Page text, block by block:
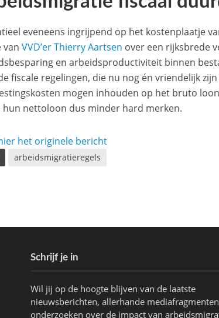
eveneens ingrijpend op het kostenplaatje
vanVVD’er Thierry Aartsen over een rijksbrede
en arbeidsproductiviteit binnen
fiscale regelingen, die nu nog én vriendelijk
mogen inhouden op het bruto
hun nettoloon dus minder hard merken.
het originele bericht
arbeidsmigratieregels
Schrijf je in
Wil jij op de hoogte blijven van de laatste
nieuwsberichten, allerhande
onderzoeken over de impact van